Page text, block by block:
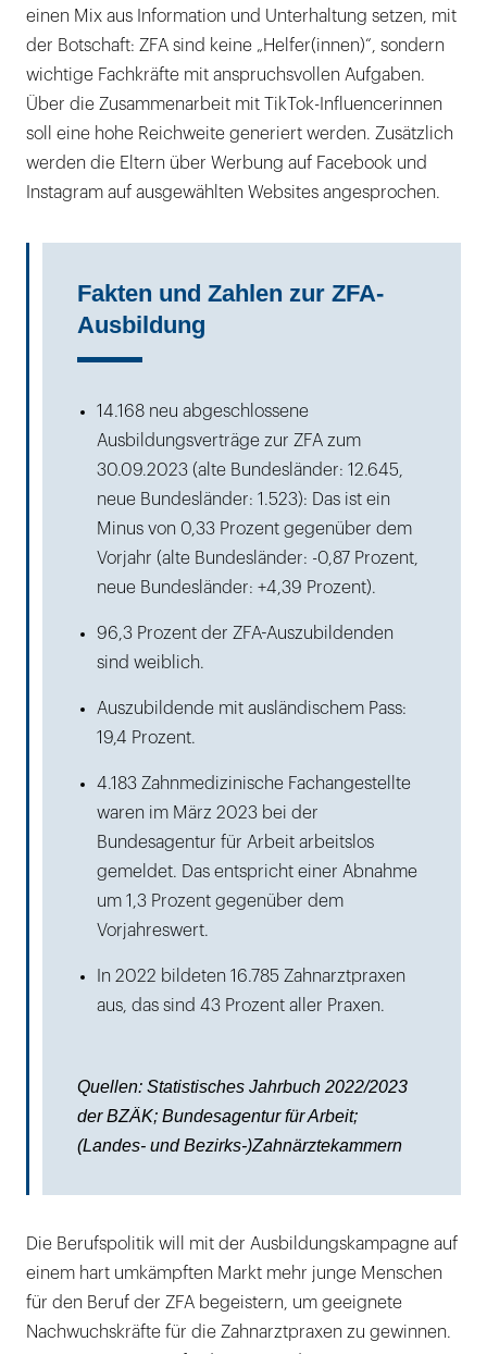
einen Mix aus Information und Unterhaltung setzen, mit
der Botschaft: ZFA sind keine „Helfer(innen)“, sondern
wichtige Fachkräfte mit anspruchsvollen Aufgaben.
Über die Zusammenarbeit mit TikTok-Influencerinnen
soll eine hohe Reichweite generiert werden. Zusätzlich
werden die Eltern über Werbung auf Facebook und
Instagram auf ausgewählten Websites angesprochen.
Fakten und Zahlen zur ZFA-
Ausbildung
14.168 neu abgeschlossene
Ausbildungsverträge zur ZFA zum
30.09.2023 (alte Bundesländer: 12.645,
neue Bundesländer: 1.523): Das ist ein
Minus von 0,33 Prozent gegenüber dem
Vorjahr (alte Bundesländer: -0,87 Prozent,
neue Bundesländer: +4,39 Prozent).
96,3 Prozent der ZFA-Auszubildenden
sind weiblich.
Auszubildende mit ausländischem Pass:
19,4 Prozent.
4.183 Zahnmedizinische Fachangestellte
waren im März 2023 bei der
Bundesagentur für Arbeit arbeitslos
gemeldet. Das entspricht einer Abnahme
um 1,3 Prozent gegenüber dem
Vorjahreswert.
In 2022 bildeten 16.785 Zahnarztpraxen
aus, das sind 43 Prozent aller Praxen.
Quellen: Statistisches Jahrbuch 2022/2023
der BZÄK; Bundesagentur für Arbeit;
(Landes- und Bezirks-)Zahnärztekammern
Die Berufspolitik will mit der Ausbildungskampagne auf
einem hart umkämpften Markt mehr junge Menschen
für den Beruf der ZFA begeistern, um geeignete
Nachwuchskräfte für die Zahnarztpraxen zu gewinnen.